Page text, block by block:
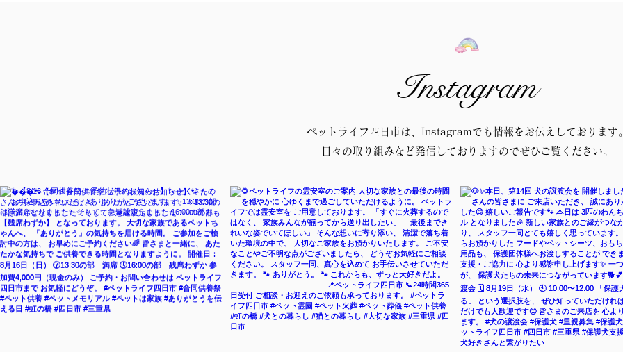
Instagram
ペットライフ四日市は、Instagramでも情報をお伝えしております
日々の取り組みなど発信しておりますのでぜひご覧ください。